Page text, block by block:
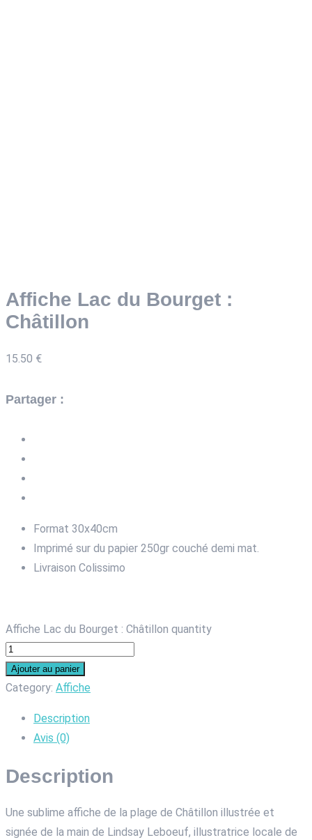
Affiche Lac du Bourget :
Châtillon
15.50 €
Partager :
Format 30x40cm
Imprimé sur du papier 250gr couché demi mat.
Livraison Colissimo
Affiche Lac du Bourget : Châtillon quantity
Ajouter au panier
Category: Affiche
Description
Avis (0)
Description
Une sublime affiche de la plage de Châtillon illustrée et
signée de la main de Lindsay Leboeuf, illustratrice locale de